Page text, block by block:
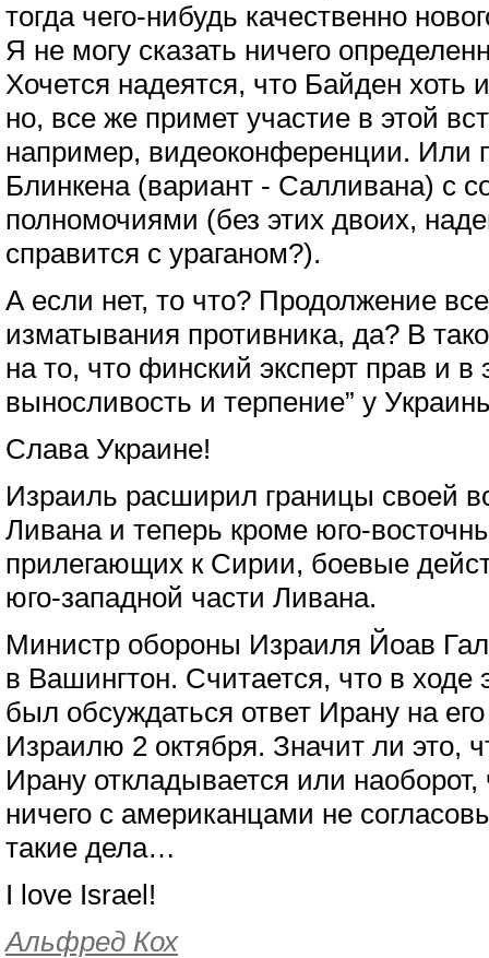
тогда чего-нибудь качественно
Я не могу сказать ничего
Хочется надеятся, что Байден хоть
но, все же примет участие в этой
например, видеоконференции. Или
Блинкена (вариант - Салливана) с
полномочиями (без этих двоих,
справится с ураганом?).
А если нет, то что? Продолжение
изматывания противника, да? В
на то, что финский эксперт прав и в
выносливость и терпение” у
Слава Украине!
Израиль расширил границы своей
Ливана и теперь кроме юго-
прилегающих к Сирии, боевые
юго-западной части Ливана.
Министр обороны Израиля Йоав
в Вашингтон. Считается, что в ходе
был обсуждаться ответ Ирану на
Израилю 2 октября. Значит ли это,
Ирану откладывается или
ничего с американцами не
такие дела…
I love Israel!
Альфред Кох